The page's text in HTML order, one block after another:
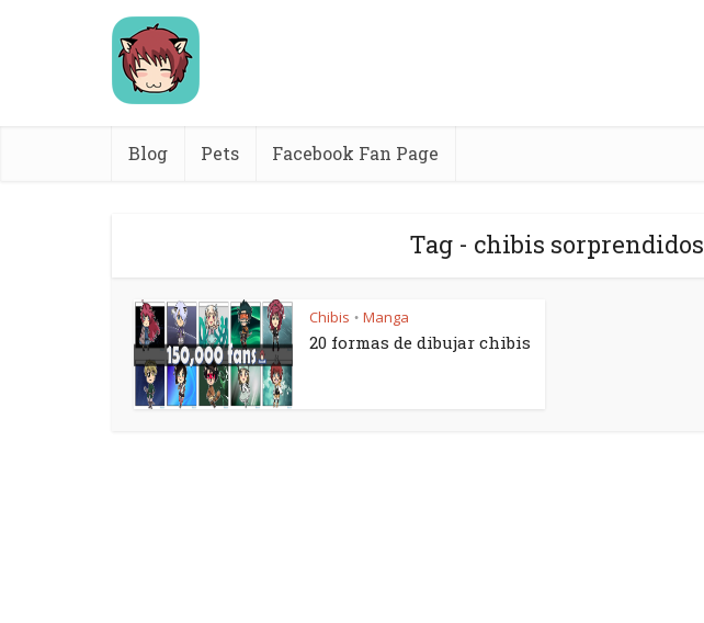
Blog Pets Facebook Fan Page
Tag - chibis sorprendidos
Chibis • Manga
20 formas de dibujar chibis